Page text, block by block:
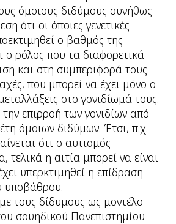
όμοιους διδύμους συνήθως
ότι οι όποιες γενετικές
ο βαθμός της
ο ρόλος που τα διαφορετικά
και στη συμπεριφορά τους.
που μπορεί να έχει μόνο ο
στο γονιδίωμά τους.
επιρροή των γονιδίων από
όμοιων διδύμων. Έτσι, π.χ.
ότι ο αυτισμός
η αιτία μπορεί να είναι
υπερκτιμηθεί η επίδραση
υποβάθρου.
τους δίδυμους ως μοντέλο
σουηδικού Πανεπιστημίου